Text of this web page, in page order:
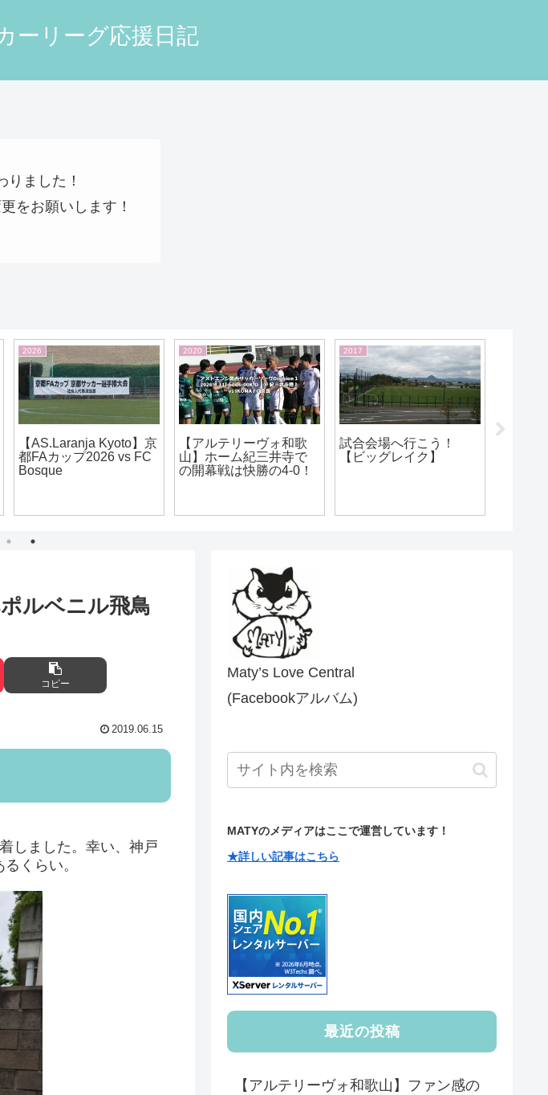
ーリーグ応援日記
りました！
をお願いします！
2026
【AS.Laranja Kyoto】京
都FAカップ2026 vs FC
Bosque
2020
【アルテリーヴォ和歌
山】ホーム紀三井寺で
の開幕戦は快勝の4-0！
2017
試合会場へ行こう！
【ビッグレイク】
ルベニル飛鳥
コピー
2019.06.15
しました。幸い、神戸
くらい。
Maty’s Love Central
(Facebookアルバム)
MATYのメディアはここで運営しています！
★詳しい記事はこちら
最近の投稿
【アルテリーヴォ和歌山】ファン感の